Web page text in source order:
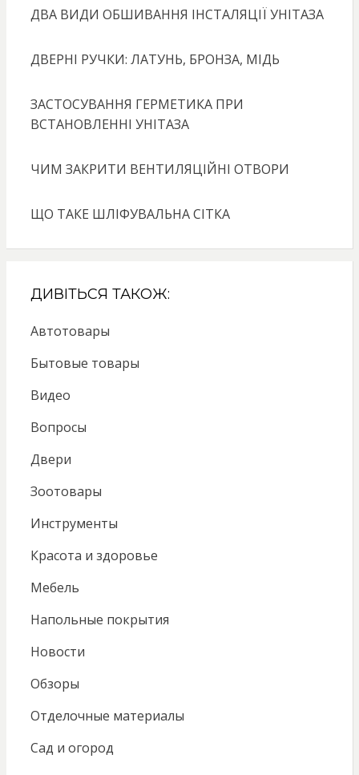
ДВА ВИДИ ОБШИВАННЯ ІНСТАЛЯЦІЇ УНІТАЗА
ДВЕРНІ РУЧКИ: ЛАТУНЬ, БРОНЗА, МІДЬ
ЗАСТОСУВАННЯ ГЕРМЕТИКА ПРИ
ВСТАНОВЛЕННІ УНІТАЗА
ЧИМ ЗАКРИТИ ВЕНТИЛЯЦІЙНІ ОТВОРИ
ЩО ТАКЕ ШЛІФУВАЛЬНА СІТКА
ДИВІТЬСЯ ТАКОЖ:
Автотовары
Бытовые товары
Видео
Вопросы
Двери
Зоотовары
Инструменты
Красота и здоровье
Мебель
Напольные покрытия
Новости
Обзоры
Отделочные материалы
Сад и огород